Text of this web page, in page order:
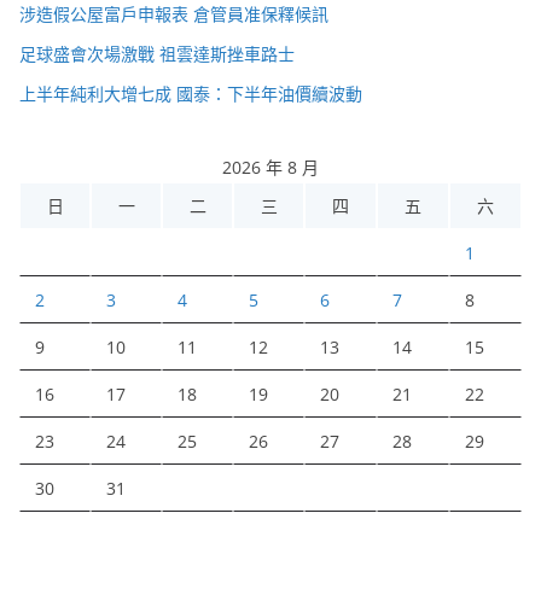
涉造假公屋富戶申報表 倉管員准保釋候訊
足球盛會次場激戰 祖雲達斯挫車路士
上半年純利大增七成 國泰：下半年油價續波動
2026 年 8 月
日
一 二 三 四 五 六
1
2 3 4 5 6 7 8
9 10 11 12 13 14 15
16 17 18 19 20 21 22
23 24 25 26 27 28 29
30 31